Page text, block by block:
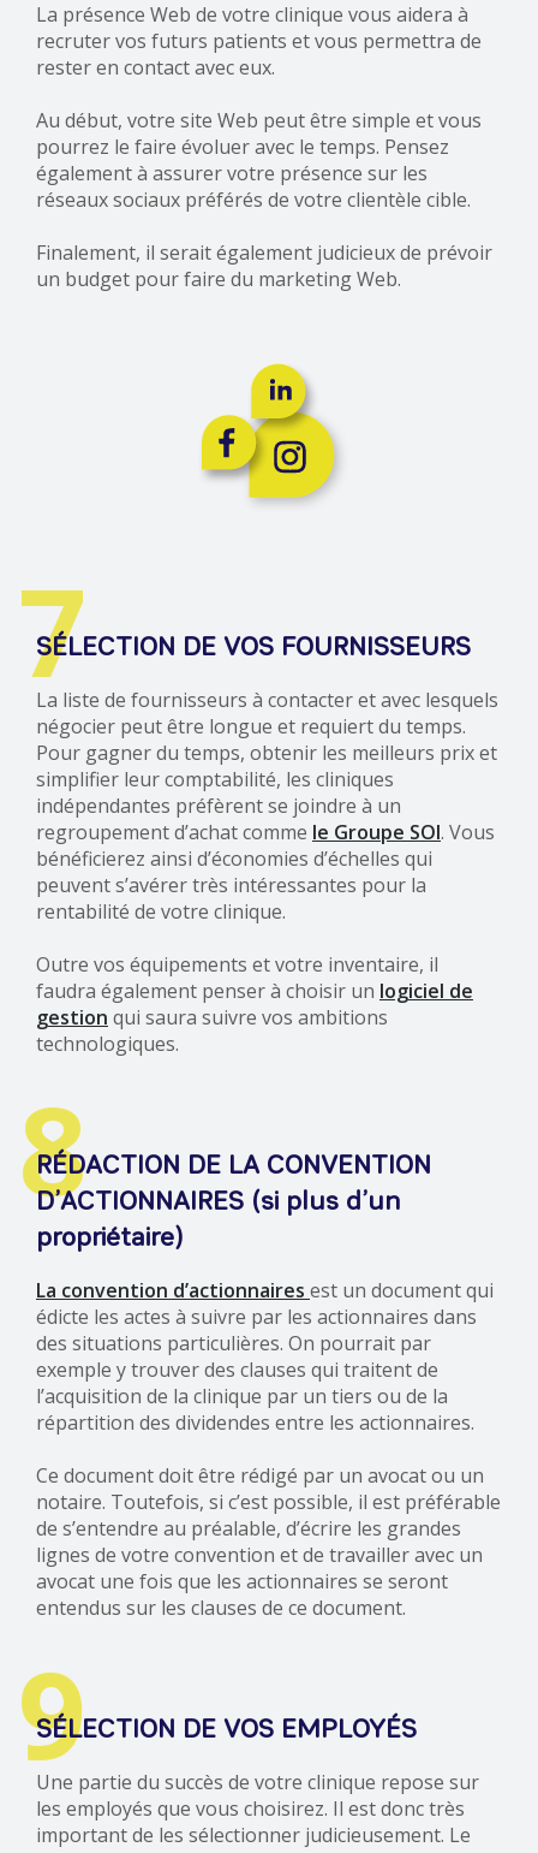
La présence Web de votre clinique vous aidera à
recruter vos futurs patients et vous permettra de
rester en contact avec eux.
Au début, votre site Web peut être simple et vous
pourrez le faire évoluer avec le temps. Pensez
également à assurer votre présence sur les
réseaux sociaux préférés de votre clientèle cible.
Finalement, il serait également judicieux de prévoir
un budget pour faire du marketing Web.
7
SÉLECTION DE VOS FOURNISSEURS
La liste de fournisseurs à contacter et avec lesquels
négocier peut être longue et requiert du temps.
Pour gagner du temps, obtenir les meilleurs prix et
simplifier leur comptabilité, les cliniques
indépendantes préfèrent se joindre à un
regroupement d’achat comme le Groupe SOI. Vous
bénéficierez ainsi d’économies d’échelles qui
peuvent s’avérer très intéressantes pour la
rentabilité de votre clinique.
Outre vos équipements et votre inventaire, il
faudra également penser à choisir un logiciel de
gestion qui saura suivre vos ambitions
technologiques.
8
RÉDACTION DE LA CONVENTION
D’ACTIONNAIRES (si plus d’un
propriétaire)
La convention d’actionnaires est un document qui
édicte les actes à suivre par les actionnaires dans
des situations particulières. On pourrait par
exemple y trouver des clauses qui traitent de
l’acquisition de la clinique par un tiers ou de la
répartition des dividendes entre les actionnaires.
Ce document doit être rédigé par un avocat ou un
notaire. Toutefois, si c’est possible, il est préférable
de s’entendre au préalable, d’écrire les grandes
lignes de votre convention et de travailler avec un
avocat une fois que les actionnaires se seront
entendus sur les clauses de ce document.
9
SÉLECTION DE VOS EMPLOYÉS
Une partie du succès de votre clinique repose sur
les employés que vous choisirez. Il est donc très
important de les sélectionner judicieusement. Le